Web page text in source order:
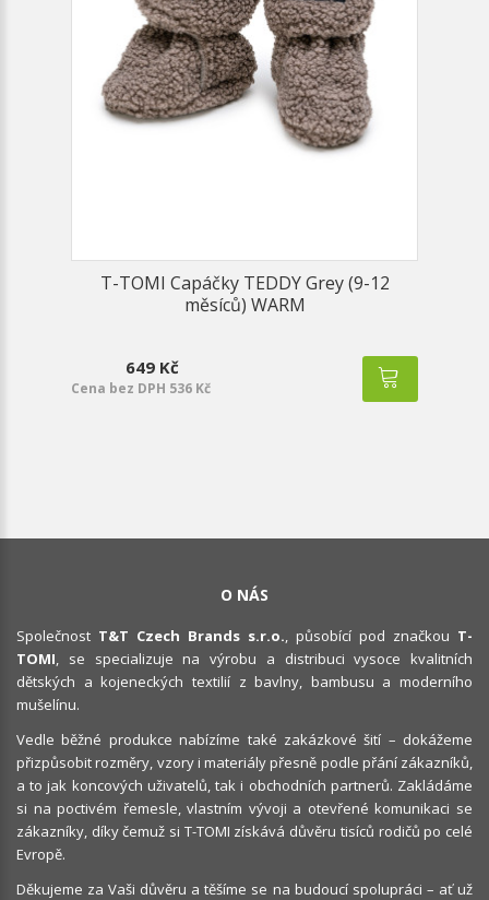
T-TOMI Capáčky TEDDY Grey (9-12
měsíců) WARM
649 Kč
Cena bez DPH 536 Kč
O NÁS
Společnost T&T Czech Brands s.r.o. , působící pod značkou T-
TOMI , se specializuje na výrobu a distribuci vysoce kvalitních
dětských a kojeneckých textilií z bavlny, bambusu a moderního
mušelínu.
Vedle běžné produkce nabízíme také zakázkové šití – dokážeme
přizpůsobit rozměry, vzory i materiály přesně podle přání zákazníků,
a to jak koncových uživatelů, tak i obchodních partnerů. Zakládáme
si na poctivém řemesle, vlastním vývoji a otevřené komunikaci se
zákazníky, díky čemuž si T-TOMI získává důvěru tisíců rodičů po celé
Evropě.
Děkujeme za Vaši důvěru a těšíme se na budoucí spolupráci – ať už